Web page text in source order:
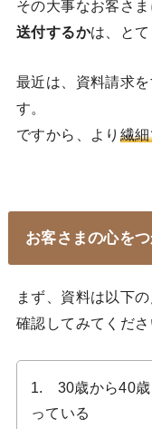
その大事なお客さま
送付するかは、とて
最近は、資料請求
す。
ですから、より 繊
お客さまの心を
まず、資料は以下
確認してみてくださ
1. 30歳から40歳
っている